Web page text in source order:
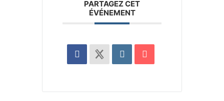
PARTAGEZ CET
ÉVÉNEMENT